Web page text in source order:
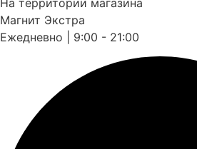
На территории магазина
Магнит Экстра
Ежедневно | 9:00 - 21:00